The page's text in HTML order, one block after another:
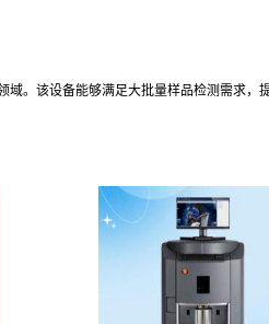
。该设备能够满足大批量样品检测需求